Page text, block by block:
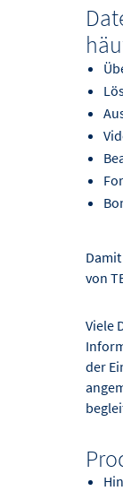
von
Viele
der